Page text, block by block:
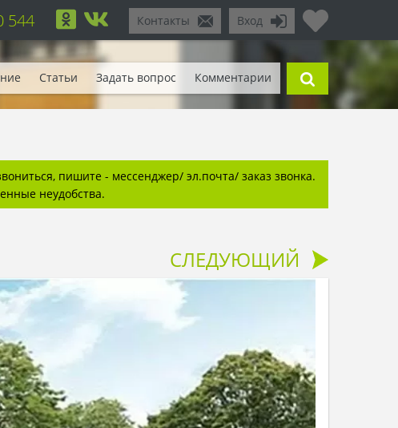
Вход
Контакты
544
Статьи Задать вопрос Комментарии
пишите - мессенджер/ эл.почта/ заказ звонка.
неудобства.
СЛЕДУЮЩИЙ